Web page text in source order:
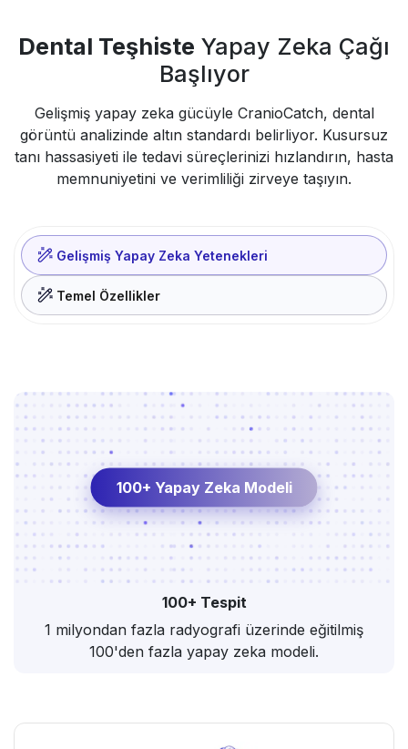
Dental Teşhiste Yapay Zeka Çağı
Başlıyor
Gelişmiş yapay zeka gücüyle CranioCatch, dental
görüntü analizinde altın standardı belirliyor. Kusursuz
tanı hassasiyeti ile tedavi süreçlerinizi hızlandırın, hasta
memnuniyetini ve verimliliği zirveye taşıyın.
Gelişmiş Yapay Zeka Yetenekleri
Temel Özellikler
100+ Yapay Zeka Modeli
100+ Tespit
1 milyondan fazla radyografi üzerinde eğitilmiş
100'den fazla yapay zeka modeli.